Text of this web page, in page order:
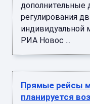
дополнительные
регулирования
индивидуальной
РИА Новос ...
Прямые рейсы
планируется